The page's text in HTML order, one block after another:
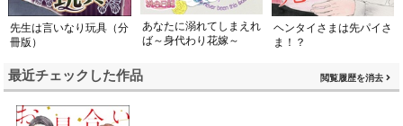
先生は言いなり玩具（分
冊版）
あなたに溺れてしまえれ
ば～身代わり花嫁～
ヘンタイさまは先パイさ
ま！？
最近チェックした作品 閲覧履歴を消去